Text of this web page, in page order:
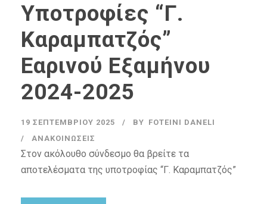
Υποτροφίες “Γ.
Καραμπατζός”
Εαρινού Εξαμήνου
2024-2025
19 ΣΕΠΤΕΜΒΡΊΟΥ 2025 BY FOTEINI DANELI
ΑΝΑΚΟΙΝΏΣΕΙΣ
Στον ακόλουθο σύνδεσμο θα βρείτε τα
αποτελέσματα της υποτροφίας “Γ. Καραμπατζός”